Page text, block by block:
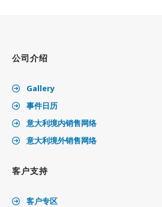
公司介绍
Gallery
事件日历
意大利境内销售网络
意大利境外销售网络
客户支持
客户专区